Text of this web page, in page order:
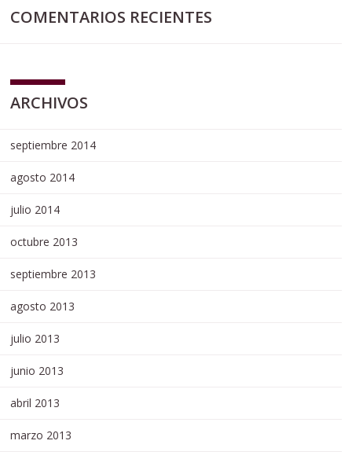
COMENTARIOS RECIENTES
ARCHIVOS
septiembre 2014
agosto 2014
julio 2014
octubre 2013
septiembre 2013
agosto 2013
julio 2013
junio 2013
abril 2013
marzo 2013